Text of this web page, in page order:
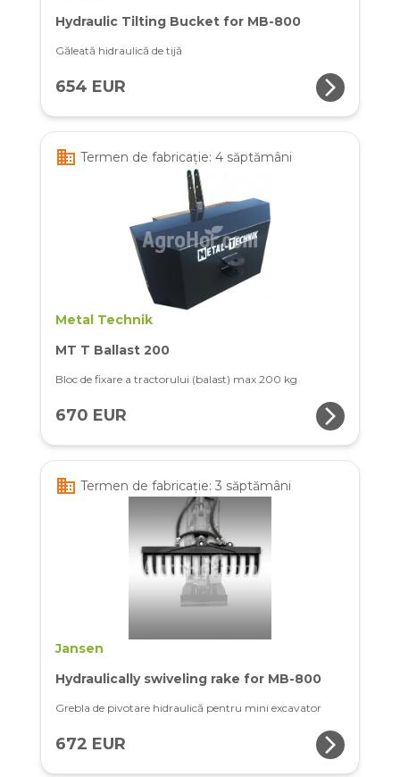
Hydraulic Tilting Bucket for MB-800
Găleată hidraulică de tijă
654 EUR arrow_forward_ios
business Termen de fabricație: 4 săptămâni
Metal Technik
MT T Ballast 200
Bloc de fixare a tractorului (balast) max 200 kg
670 EUR arrow_forward_ios
business Termen de fabricație: 3 săptămâni
Jansen
Hydraulically swiveling rake for MB-800
Grebla de pivotare hidraulică pentru mini excavator
672 EUR arrow_forward_ios